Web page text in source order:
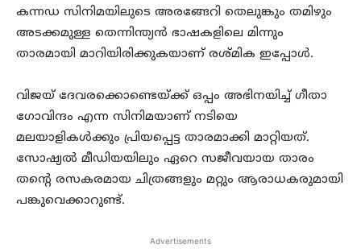
കന്നഡ സിനിമയിലുടെ അരങ്ങേറി തെലുങ്കും തമിഴും
അടക്കമുള്ള തെന്നിന്ത്യൻ ഭാഷകളിലെ മിന്നും
താരമായി മാറിയിരിക്കുകയാണ് രശ്മിക ഇപ്പോൾ.
വിജയ് ദേവരക്കൊണ്ടെയ്ക്ക് ഒപ്പം അഭിനയിച്ച് ഗീതാ
ഗോവിന്ദം എന്ന സിനിമയാണ് നടിയെ
മലയാളികൾക്കും പ്രിയപ്പെട്ട താരമാക്കി മാറ്റിയത്.
സോഷ്യൽ മീഡിയയിലും ഏറെ സജീവയായ താരം
തന്റെ രസകരമായ ചിത്രങ്ങളും മറ്റും ആരാധകരുമായി
പങ്കുവെക്കാറുണ്ട്.
Advertisements